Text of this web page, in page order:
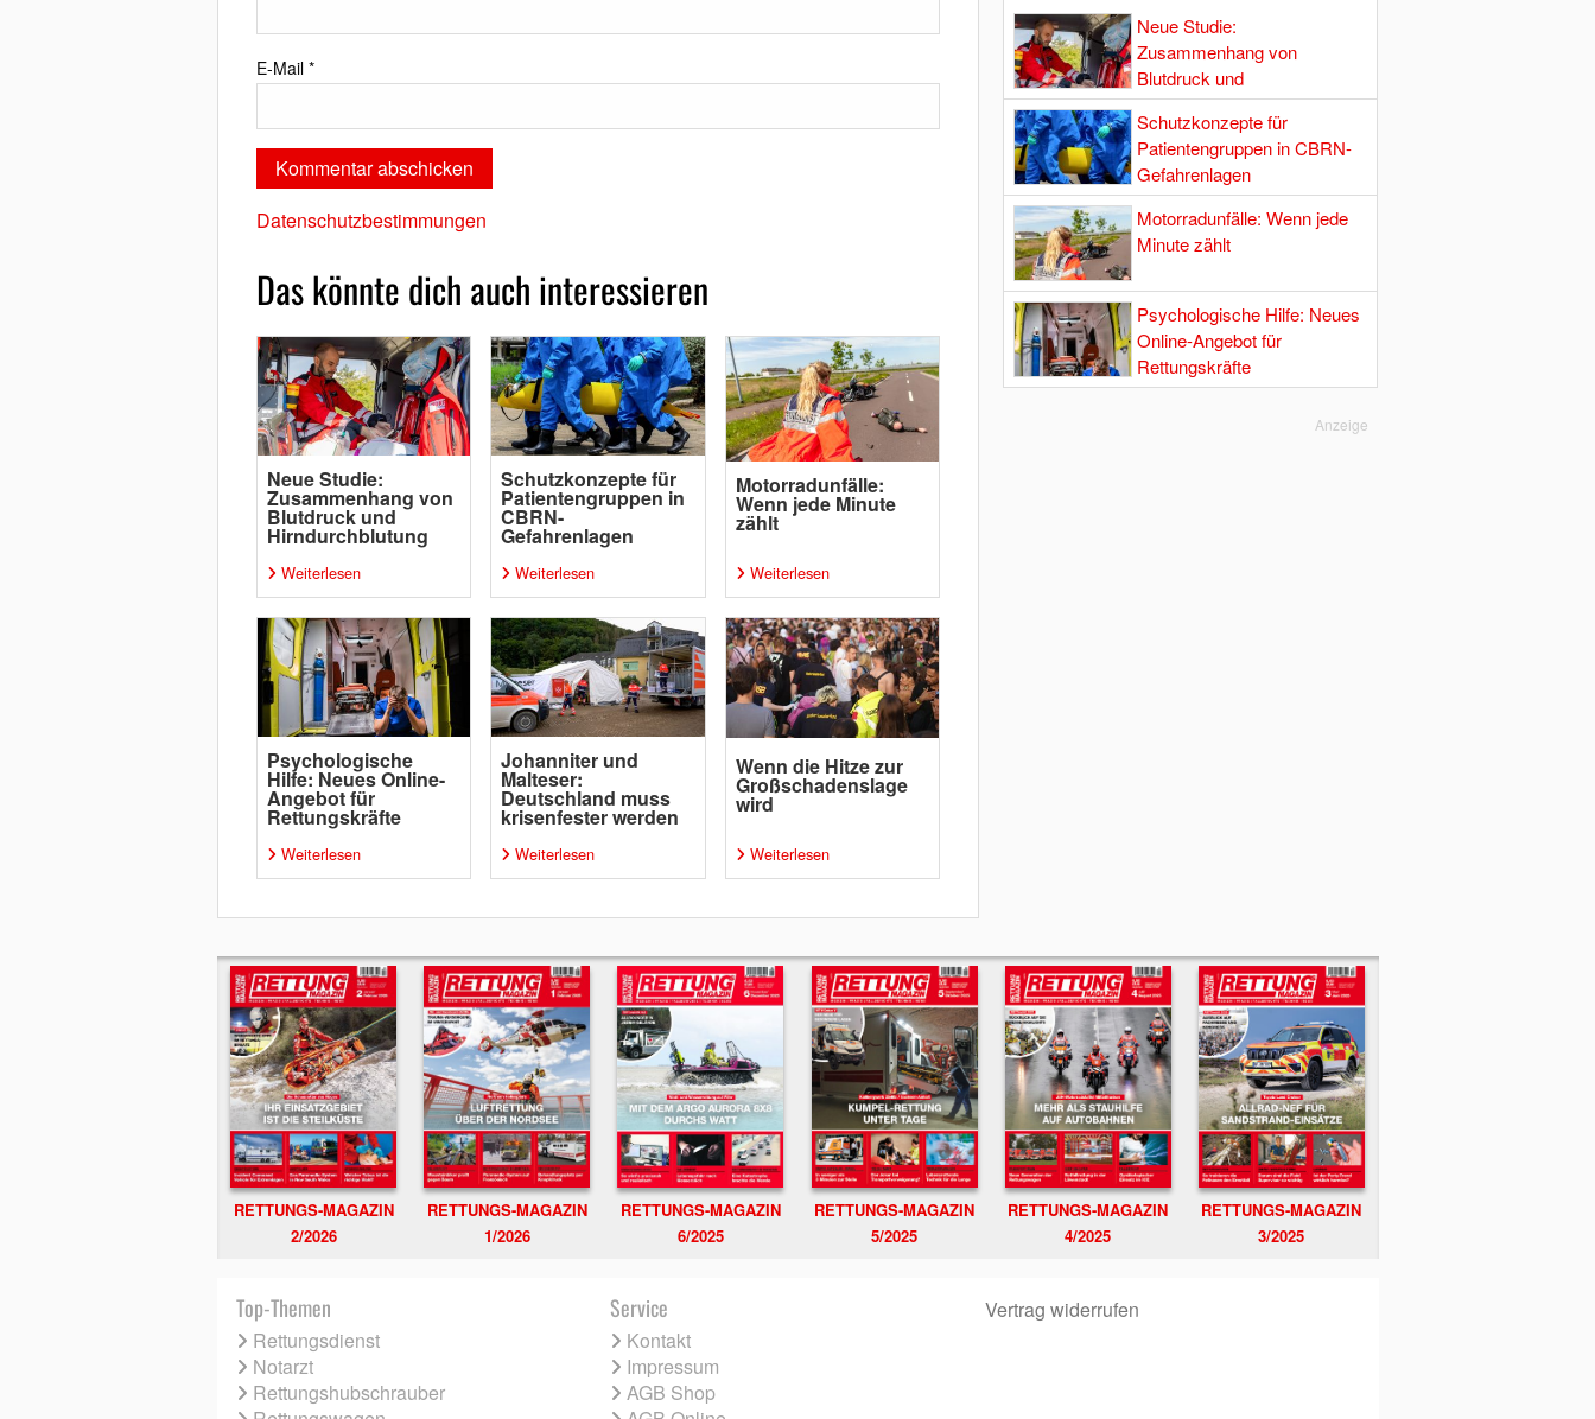
E-Mail *
Datenschutzbestimmungen
Das könnte dich auch interessieren
Neue Studie:
Zusammenhang von
Blutdruck und
Hirndurchblutung
Weiterlesen
Schutzkonzepte für
Patientengruppen in
CBRN-
Gefahrenlagen
Weiterlesen
Motorradunfälle:
Wenn jede Minute
zählt
Weiterlesen
Psychologische
Hilfe: Neues Online-
Angebot für
Rettungskräfte
Weiterlesen
Johanniter und
Malteser:
Deutschland muss
krisenfester werden
Weiterlesen
Wenn die Hitze zur
Großschadenslage
wird
Weiterlesen
Neue Studie:
Zusammenhang von
Blutdruck und
Hirndurchblutung
Schutzkonzepte für
Patientengruppen in CBRN-
Gefahrenlagen
Motorradunfälle: Wenn jede
Minute zählt
Psychologische Hilfe: Neues
Online-Angebot für
Rettungskräfte
Anzeige
RETTUNGS-MAGAZIN
2/2026
RETTUNGS-MAGAZIN
1/2026
RETTUNGS-MAGAZIN
6/2025
RETTUNGS-MAGAZIN
5/2025
RETTUNGS-MAGAZIN
4/2025
RETTUNGS-MAGAZIN
3/2025
Top-Themen
Rettungsdienst
Notarzt
Rettungshubschrauber
Service
Kontakt
Impressum
AGB Shop
Vertrag widerrufen